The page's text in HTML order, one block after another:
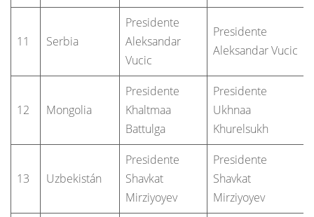
11 Serbia
Presidente
Aleksandar
Vucic
Presidente
Aleksandar Vucic
12 Mongolia
Presidente
Khaltmaa
Battulga
Presidente
Ukhnaa
Khurelsukh
13 Uzbekistán
Presidente
Shavkat
Mirziyoyev
Presidente
Shavkat
Mirziyoyev